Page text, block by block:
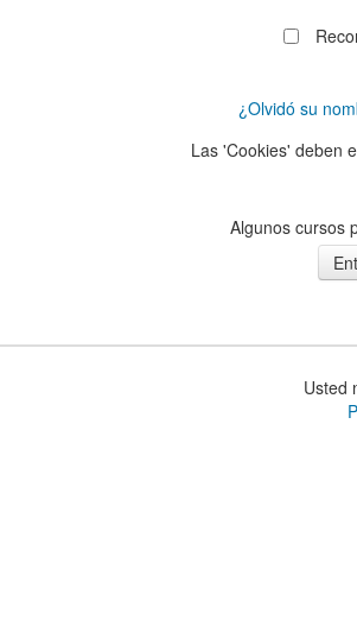
¿Olvidó su
Las 'Cookies' deben
Algunos cursos
Usted